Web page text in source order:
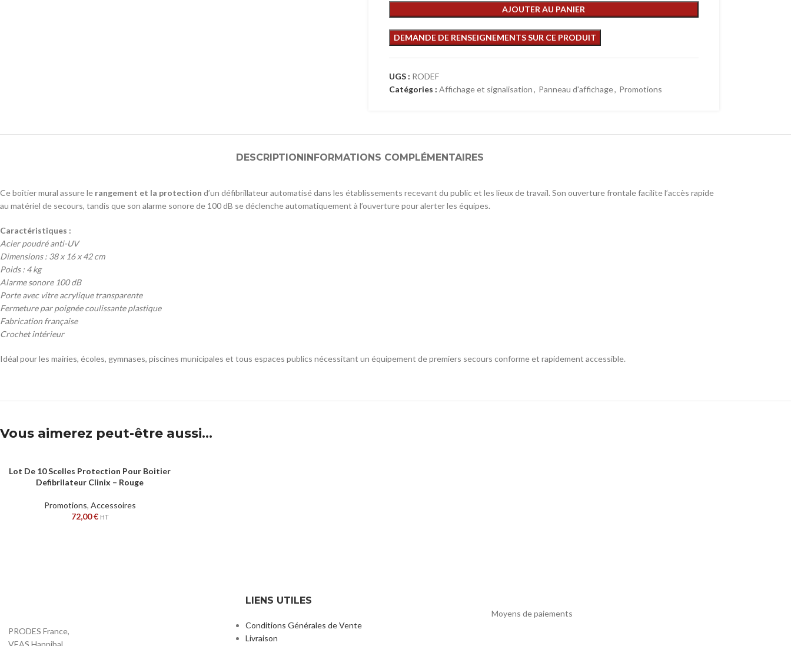
AJOUTER AU PANIER
UGS : RODEF
Catégories : Affichage et signalisation, Panneau d'affichage, Promotions
DESCRIPTIONINFORMATIONS COMPLÉMENTAIRES
Ce boîtier mural assure le rangement et la protection d’un défibrillateur automatisé dans les établissements recevant du public et les lieux de travail. Son ouverture frontale facilite l’accès rapide
au matériel de secours, tandis que son alarme sonore de 100 dB se déclenche automatiquement à l’ouverture pour alerter les équipes.
Caractéristiques :
Acier poudré anti-UV
Dimensions : 38 x 16 x 42 cm
Poids : 4 kg
Alarme sonore 100 dB
Porte avec vitre acrylique transparente
Fermeture par poignée coulissante plastique
Fabrication française
Crochet intérieur
Idéal pour les mairies, écoles, gymnases, piscines municipales et tous espaces publics nécessitant un équipement de premiers secours conforme et rapidement accessible.
Vous aimerez peut-être aussi…
AJOUTER AU PANIER
Lot De 10 Scelles Protection Pour Boitier
Defibrilateur Clinix – Rouge
Promotions, Accessoires
72,00€ HT
PRODES France,
VEAS Hannibal,
LIENS UTILES
Conditions Générales de Vente
Livraison
Moyens de paiements